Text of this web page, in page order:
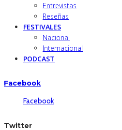
Entrevistas
Reseñas
FESTIVALES
Nacional
Internacional
PODCAST
Facebook
Facebook
Twitter